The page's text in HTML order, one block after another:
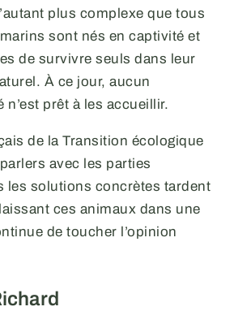
plus complexe que tous
sont nés en captivité et
de survivre seuls dans leur
À ce jour, aucun
n’est prêt à les accueillir.
de la Transition écologique
avec les parties
les solutions concrètes tardent
ces animaux dans une
de toucher l’opinion